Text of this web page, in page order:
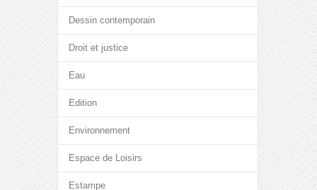
Dessin contemporain
Droit et justice
Eau
Edition
Environnement
Espace de Loisirs
Estampe